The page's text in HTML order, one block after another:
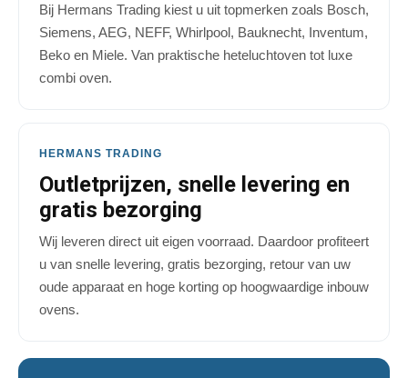
Bij Hermans Trading kiest u uit topmerken zoals Bosch,
Siemens, AEG, NEFF, Whirlpool, Bauknecht, Inventum,
Beko en Miele. Van praktische heteluchtoven tot luxe
combi oven.
HERMANS TRADING
Outletprijzen, snelle levering en
gratis bezorging
Wij leveren direct uit eigen voorraad. Daardoor profiteert
u van snelle levering, gratis bezorging, retour van uw
oude apparaat en hoge korting op hoogwaardige inbouw
ovens.